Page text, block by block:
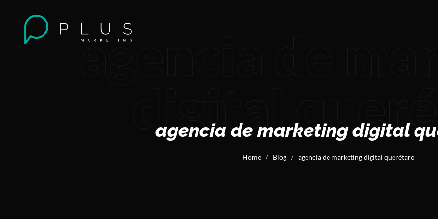
agencia de
digital
agencia de marketing digital
Home / Blog / agencia de marketing digital querétaro